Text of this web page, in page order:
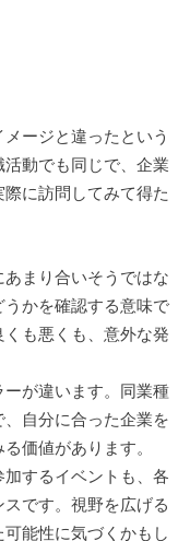
ージと違ったという
動でも同じで、企業
に訪問してみて得た
まり合いそうではな
かを確認する意味で
も悪くも、意外な発
が違います。同業種
自分に合った企業を
価値があります。
するイベントも、各
です。視野を広げる
能性に気づくかもし